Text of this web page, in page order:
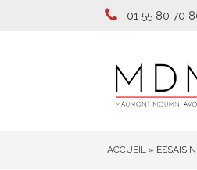
01 55 80 70
ACCUEIL » ESSAIS